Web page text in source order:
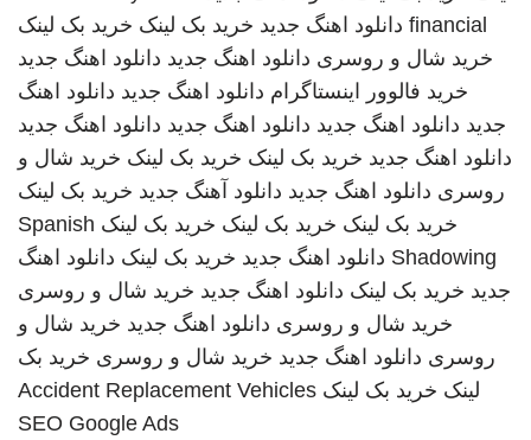
financial دانلود اهنگ جدید خرید بک لینک خرید بک لینک
خرید شال و روسری دانلود اهنگ جدید دانلود اهنگ جدید
خرید فالوور اینستاگرام دانلود اهنگ جدید دانلود اهنگ
جدید دانلود اهنگ جدید دانلود اهنگ جدید دانلود اهنگ جدید
دانلود اهنگ جدید خرید بک لینک خرید بک لینک خرید شال و
روسری دانلود اهنگ جدید دانلود آهنگ جدید خرید بک لینک
خرید بک لینک خرید بک لینک خرید بک لینک Spanish
Shadowing دانلود اهنگ جدید خرید بک لینک دانلود اهنگ
جدید خرید بک لینک دانلود اهنگ جدید خرید شال و روسری
خرید شال و روسری دانلود اهنگ جدید خرید شال و
روسری دانلود اهنگ جدید خرید شال و روسری خرید بک
لینک خرید بک لینک Accident Replacement Vehicles
SEO Google Ads